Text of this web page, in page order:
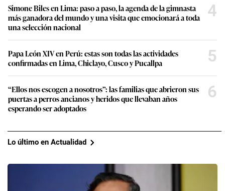
Simone Biles en Lima: paso a paso, la agenda de la gimnasta
más ganadora del mundo y una visita que emocionará a toda
una selección nacional
4
Papa León XIV en Perú: estas son todas las actividades
confirmadas en Lima, Chiclayo, Cusco y Pucallpa
5
“Ellos nos escogen a nosotros”: las familias que abrieron sus
puertas a perros ancianos y heridos que llevaban años
esperando ser adoptados
6
Lo último en Actualidad